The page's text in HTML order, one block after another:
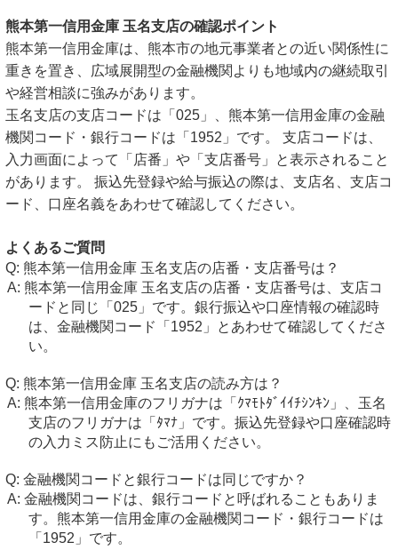
熊本第一信用金庫 玉名支店の確認ポイント
熊本第一信用金庫は、熊本市の地元事業者との近い関係性に
重きを置き、広域展開型の金融機関よりも地域内の継続取引
や経営相談に強みがあります。
玉名支店の支店コードは「025」、熊本第一信用金庫の金融
機関コード・銀行コードは「1952」です。 支店コードは、
入力画面によって「店番」や「支店番号」と表示されること
があります。 振込先登録や給与振込の際は、支店名、支店コ
ード、口座名義をあわせて確認してください。
よくあるご質問
熊本第一信用金庫 玉名支店の店番・支店番号は？
熊本第一信用金庫 玉名支店の店番・支店番号は、支店コ
ードと同じ「025」です。銀行振込や口座情報の確認時
は、金融機関コード「1952」とあわせて確認してくださ
い。
熊本第一信用金庫 玉名支店の読み方は？
熊本第一信用金庫のフリガナは「ｸﾏﾓﾄﾀﾞｲｲﾁｼﾝｷﾝ」、玉名
支店のフリガナは「ﾀﾏﾅ」です。振込先登録や口座確認時
の入力ミス防止にもご活用ください。
金融機関コードと銀行コードは同じですか？
金融機関コードは、銀行コードと呼ばれることもありま
す。熊本第一信用金庫の金融機関コード・銀行コードは
「1952」です。